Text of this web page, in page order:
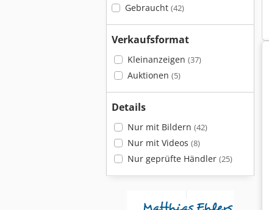
Gebraucht (42)
Verkaufsformat
Kleinanzeigen (37)
Auktionen (5)
Details
Nur mit Bildern (42)
Nur mit Videos (8)
Nur geprüfte Händler (25)